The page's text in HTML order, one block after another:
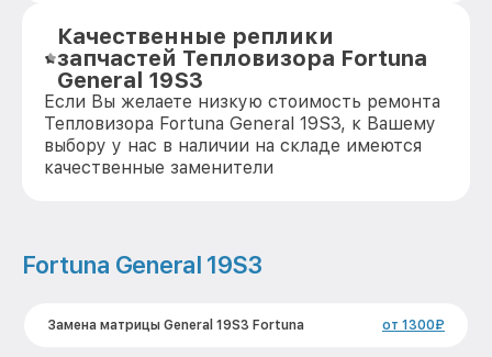
Качественные реплики
запчастей Тепловизора Fortuna
General 19S3
Если Вы желаете низкую стоимость ремонта
Тепловизора Fortuna General 19S3, к Вашему
выбору у нас в наличии на складе имеются
качественные заменители
Fortuna General 19S3
Замена матрицы General 19S3 Fortuna от 1300₽